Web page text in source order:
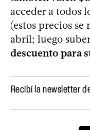
acceder a todos
(estos precios se
abril; luego
descuento para
Recibí la newsletter